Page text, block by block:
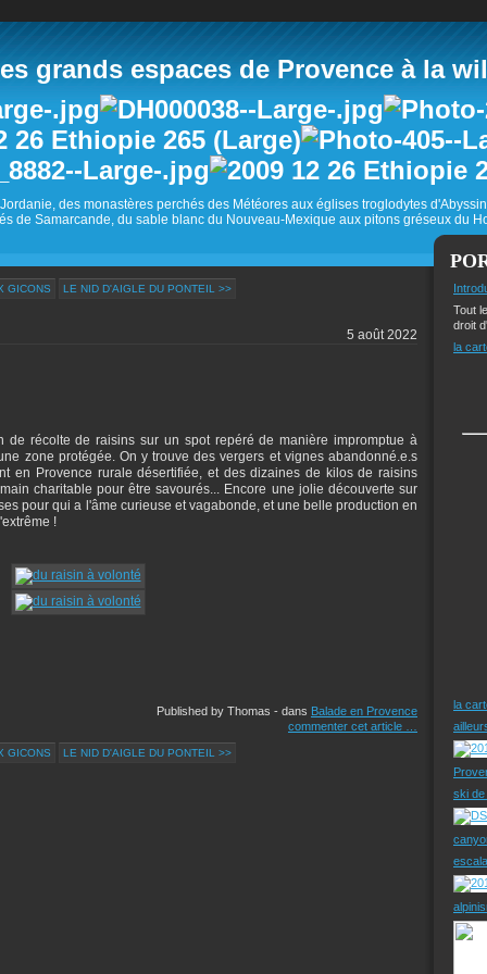
grands espaces de Provence à la
des monastères perchés des Météores aux églises troglodytes
de Samarcande, du sable blanc du Nouveau-Mexique aux pitons gréseux du
GICONS LE NID D'AIGLE DU PONTEIL >>
5 août 2022
récolte de raisins sur un spot repéré de manière impromptue à
zone protégée. On y trouve des vergers et vignes abandonné.e.s
en Provence rurale désertifiée, et des dizaines de kilos de raisins
charitable pour être savourés... Encore une jolie découverte sur
pour qui a l'âme curieuse et vagabonde, et une belle production en
!
Published by Thomas - dans Balade en Provence
commenter cet article
GICONS LE NID D'AIGLE DU PONTEIL >>
Tout
droit
la
la
ski de